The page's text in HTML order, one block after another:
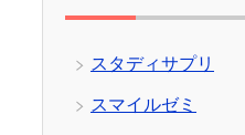
スタディサプリ
スマイルゼミ